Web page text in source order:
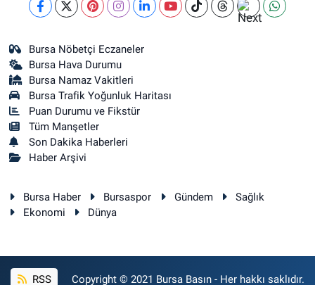
Bursa Nöbetçi Eczaneler
Bursa Hava Durumu
Bursa Namaz Vakitleri
Bursa Trafik Yoğunluk Haritası
Puan Durumu ve Fikstür
Tüm Manşetler
Son Dakika Haberleri
Haber Arşivi
Bursa Haber Bursaspor Gündem
Sağlık
Ekonomi
Dünya
RSS Copyright © 2021 Bursa Basın - Her hakkı saklıdır.